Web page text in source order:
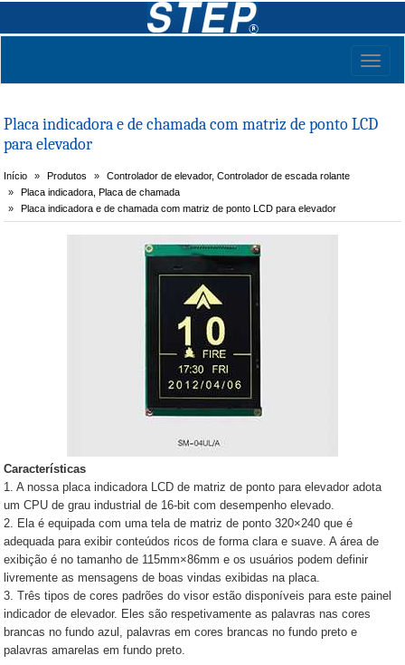
Placa indicadora e de chamada com matriz de ponto LCD
para elevador
Início Produtos
Controlador de elevador, Controlador de escada rolante
Placa indicadora, Placa de chamada
Placa indicadora e de chamada com matriz de ponto LCD para elevador
Características
1. A nossa placa indicadora LCD de matriz de ponto para elevador adota
um CPU de grau industrial de 16-bit com desempenho elevado.
2. Ela é equipada com uma tela de matriz de ponto 320×240 que é
adequada para exibir conteúdos ricos de forma clara e suave. A área de
exibição é no tamanho de 115mm×86mm e os usuários podem definir
livremente as mensagens de boas vindas exibidas na placa.
3. Três tipos de cores padrões do visor estão disponíveis para este painel
indicador de elevador. Eles são respetivamente as palavras nas cores
brancas no fundo azul, palavras em cores brancas no fundo preto e
palavras amarelas em fundo preto.